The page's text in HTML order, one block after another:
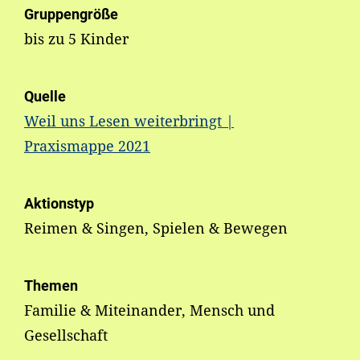
Gruppengröße
bis zu 5 Kinder
Quelle
Weil uns Lesen weiterbringt |
Praxismappe 2021
Aktionstyp
Reimen & Singen, Spielen & Bewegen
Themen
Familie & Miteinander, Mensch und
Gesellschaft